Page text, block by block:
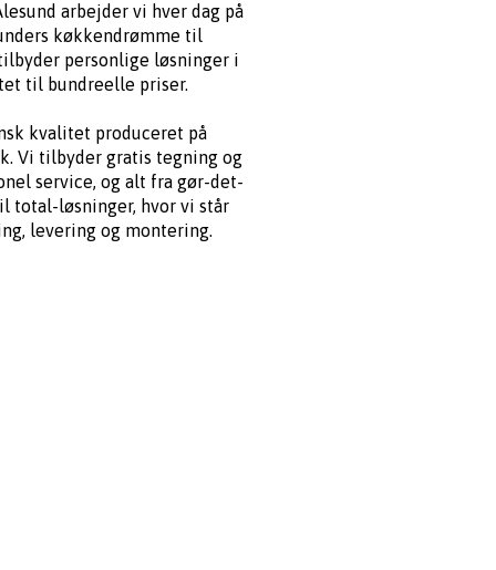
arbejder vi hver dag på
køkkendrømme til
personlige løsninger i
til bundreelle priser.
kvalitet produceret på
Vi tilbyder gratis tegning og
service, og alt fra gør-det-
total-løsninger, hvor vi står
levering og montering.